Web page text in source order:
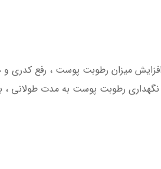
میزان رطوبت پوست ، رفع کدری
محصول در افزایش و نگهداری رطوبت پوست به مدت